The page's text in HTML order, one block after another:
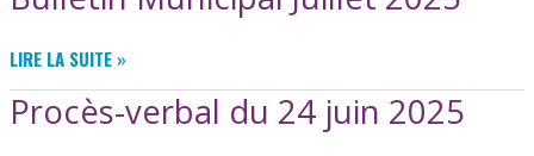
JUILLET
2025
BULLETIN
MUNICIPAL
JUILLET
LIRE LA SUITE »
Procès-verbal du 24 juin 2025